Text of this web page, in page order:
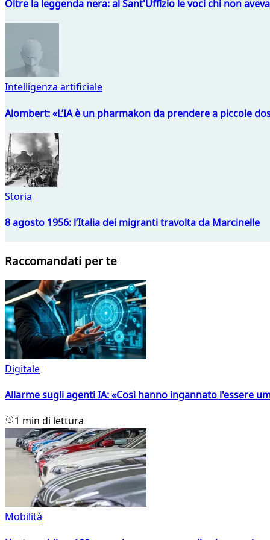
Oltre la leggenda nera: al Sant'Uffizio le voci chi non
Intelligenza artificiale
Alombert: «L’IA è un pharmakon da prendere a piccole
Storia
8 agosto 1956: l’Italia dei migranti travolta da Marcinelle
Raccomandati per te
Digitale
Allarme sugli agenti IA: «Così hanno ingannato l'essere
1 min di lettura
Mobilità